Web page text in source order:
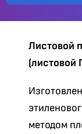
Листовой
(листовой
методом